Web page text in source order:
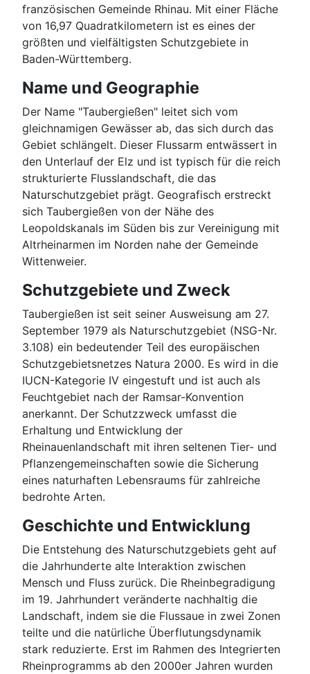
französischen Gemeinde Rhinau. Mit einer Fläche
von 16,97 Quadratkilometern ist es eines der
größten und vielfältigsten Schutzgebiete in
Baden-Württemberg.
Name und Geographie
Der Name "Taubergießen" leitet sich vom
gleichnamigen Gewässer ab, das sich durch das
Gebiet schlängelt. Dieser Flussarm entwässert in
den Unterlauf der Elz und ist typisch für die reich
strukturierte Flusslandschaft, die das
Naturschutzgebiet prägt. Geografisch erstreckt
sich Taubergießen von der Nähe des
Leopoldskanals im Süden bis zur Vereinigung mit
Altrheinarmen im Norden nahe der Gemeinde
Wittenweier.
Schutzgebiete und Zweck
Taubergießen ist seit seiner Ausweisung am 27.
September 1979 als Naturschutzgebiet (NSG-Nr.
3.108) ein bedeutender Teil des europäischen
Schutzgebietsnetzes Natura 2000. Es wird in die
IUCN-Kategorie IV eingestuft und ist auch als
Feuchtgebiet nach der Ramsar-Konvention
anerkannt. Der Schutzzweck umfasst die
Erhaltung und Entwicklung der
Rheinauenlandschaft mit ihren seltenen Tier- und
Pflanzengemeinschaften sowie die Sicherung
eines naturhaften Lebensraums für zahlreiche
bedrohte Arten.
Geschichte und Entwicklung
Die Entstehung des Naturschutzgebiets geht auf
die Jahrhunderte alte Interaktion zwischen
Mensch und Fluss zurück. Die Rheinbegradigung
im 19. Jahrhundert veränderte nachhaltig die
Landschaft, indem sie die Flussaue in zwei Zonen
teilte und die natürliche Überflutungsdynamik
stark reduzierte. Erst im Rahmen des Integrierten
Rheinprogramms ab den 2000er Jahren wurden